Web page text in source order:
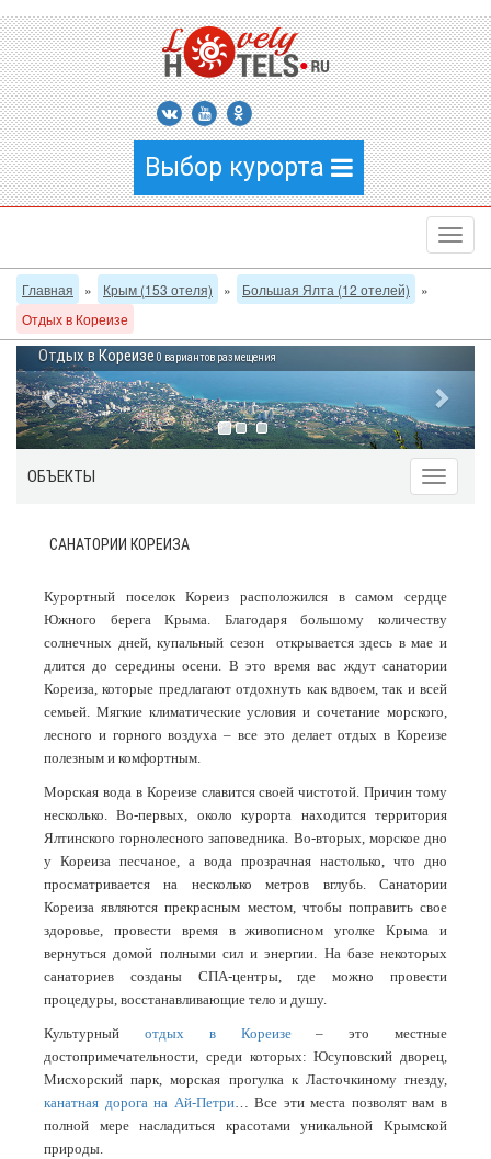
Выбор курорта
Главная » Крым (153 отеля) » Большая Ялта (12 отелей)
»
Отдых в Кореизе
Отдых в Кореизе 0 вариантов размещения
ОБЪЕКТЫ
САНАТОРИИ КОРЕИЗА
Курортный поселок Кореиз расположился в самом сердце
Южного берега Крыма. Благодаря большому количеству
солнечных дней, купальный сезон открывается здесь в мае и
длится до середины осени. В это время вас ждут санатории
Кореиза, которые предлагают отдохнуть как вдвоем, так и всей
семьей. Мягкие климатические условия и сочетание морского,
лесного и горного воздуха – все это делает отдых в Кореизе
полезным и комфортным.
Морская вода в Кореизе славится своей чистотой. Причин тому
несколько. Во-первых, около курорта находится территория
Ялтинского горнолесного заповедника. Во-вторых, морское дно
у Кореиза песчаное, а вода прозрачная настолько, что дно
просматривается на несколько метров вглубь. Санатории
Кореиза являются прекрасным местом, чтобы поправить свое
здоровье, провести время в живописном уголке Крыма и
вернуться домой полными сил и энергии. На базе некоторых
санаториев созданы СПА-центры, где можно провести
процедуры, восстанавливающие тело и душу.
Культурный отдых в Кореизе– это местные
достопримечательности, среди которых: Юсуповский дворец,
Мисхорский парк, морская прогулка к Ласточкиному гнезду,
канатная дорога на Ай-Петри… Все эти места позволят вам в
полной мере насладиться красотами уникальной Крымской
природы.